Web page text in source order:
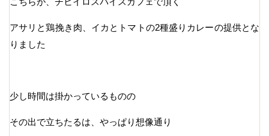
アサリと鶏挽き肉、イカとトマトの2種盛りカレーの提供とな
りました
少し時間は掛かっているものの
その出で立ちたるは、やっぱり想像通り